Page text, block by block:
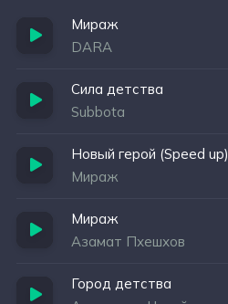
Мираж
DARA
Сила детства
Subbota
Новый герой (Speed up)
Мираж
Мираж
Азамат Пхешхов
Город детства